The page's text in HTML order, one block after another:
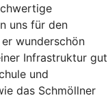
uns für den
wunderschön
Infrastruktur gut
und
das Schmöllner